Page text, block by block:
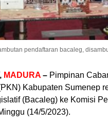
pendaftaran bacaleg,
MADURA – Pimpinan
Kabupaten Sumenep
(Bacaleg) ke Komisi
(14/5/2023).